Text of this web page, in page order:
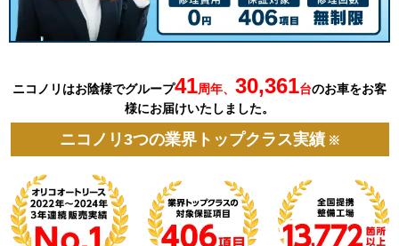
ニコノリはお陰様でグループ41周年、 30,361台のお車をお客
様にお届けいたしました。
ニコノリ3つの業界トップクラス実績 ※